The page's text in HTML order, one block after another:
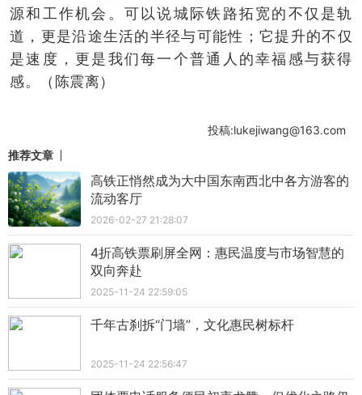
源和工作机会。可以说城际铁路拓宽的不仅是轨
道，更是沿途生活的半径与可能性；它提升的不仅
是速度，更是我们每一个普通人的幸福感与获得
感。（陈震离）
投稿:lukejiwang@163.com
推荐文章
高铁正悄然成为大中国东南西北中各方游客的
流动客厅
2026-02-27 21:28:07
4折高铁票刷屏全网：惠民温度与市场智慧的
双向奔赴
2025-11-24 22:59:05
千年古刹拆“门墙”，文化惠民树标杆
2025-11-24 22:56:47